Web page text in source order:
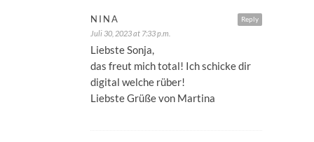
Reply
NINA
Juli 30, 2023 at 7:33 p.m.
Liebste Sonja,
das freut mich total! Ich schicke dir
digital welche rüber!
Liebste Grüße von Martina